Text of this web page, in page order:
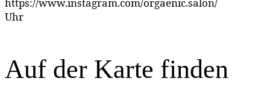
https://www.instagram.com/orgaenic.salon/
Uhr
Auf der Karte finden